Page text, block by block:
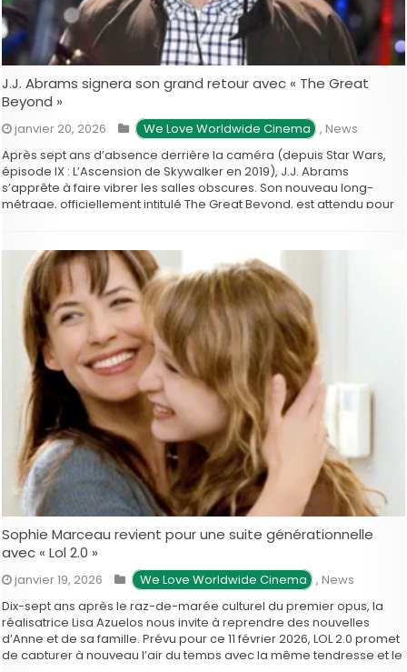
J.J. Abrams signera son grand retour avec « The Great
Beyond »
janvier 20, 2026 We Love Worldwide Cinema , News
Après sept ans d’absence derrière la caméra (depuis Star Wars,
épisode IX : L’Ascension de Skywalker en 2019), J.J. Abrams
s’apprête à faire vibrer les salles obscures. Son nouveau long-
métrage, officiellement intitulé The Great Beyond, est attendu pour
Sophie Marceau revient pour une suite générationnelle
avec « Lol 2.0 »
janvier 19, 2026 We Love Worldwide Cinema , News
Dix-sept ans après le raz-de-marée culturel du premier opus, la
réalisatrice Lisa Azuelos nous invite à reprendre des nouvelles
d’Anne et de sa famille. Prévu pour ce 11 février 2026, LOL 2.0 promet
de capturer à nouveau l’air du temps avec la même tendresse et le